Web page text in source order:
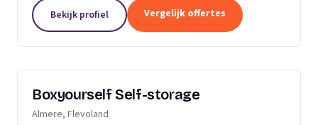
actief in Limburg.
Bekijk profiel Vergelijk offertes
Boxyourself Self-storage
Almere, Flevoland